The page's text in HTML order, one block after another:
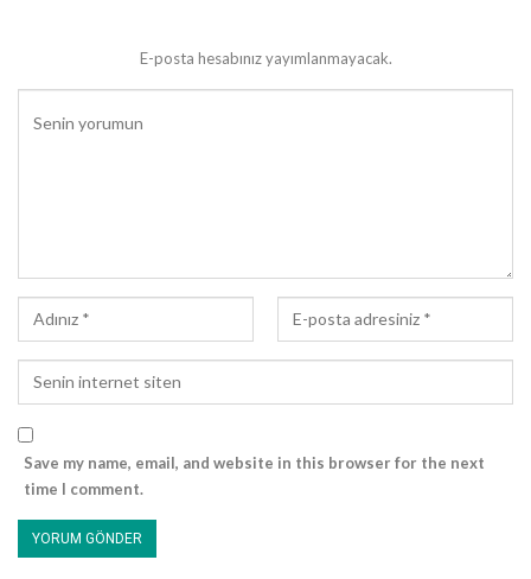
korkanlar olarak methetmiş, bilinmeyen mevzuların onlara
sorulmasını da tavsiye buyurmuştur. İlmin peygamberlerden
kalan tek miras olduğunu
Çalışarak ekmeğini kazanan fakat geçimini sağladığı ilim talibi
kardeşinin çalışmamasından yakınan sahabiye, Efendimiz
(s.a.s.)’in ikazı şöyle olmuştur: “Ne biliyorsun, belki de sen, onun
yüzü suyu hürmetine rızıklandırılıyorsundur.”
bununla da kalmamış, âlim ve onun talebesi, dünyadaki en
kıymetli varlıklar olarak nazara verilmiş,9 , ilim tahsili için yollara
hayrı öğretenlere denizdeki balıkların bile dua ettiği
E-posta hesabınız yayımlanmayacak.
Save my name, email, and website in this browser for the next
time I comment.